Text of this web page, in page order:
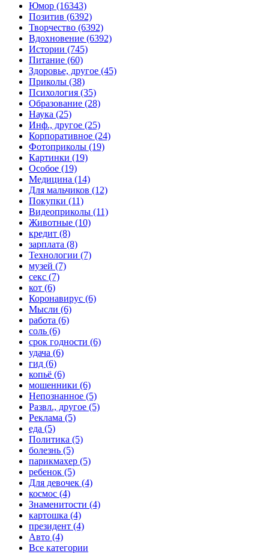
Юмор (16343)
Позитив (6392)
Творчество (6392)
Вдохновение (6392)
Истории (745)
Питание (60)
Здоровье, другое (45)
Приколы (38)
Психология (35)
Образование (28)
Наука (25)
Инф., другое (25)
Корпоративное (24)
Фотоприколы (19)
Картинки (19)
Особое (19)
Медицина (14)
Для мальчиков (12)
Покупки (11)
Видеоприколы (11)
Животные (10)
кредит (8)
зарплата (8)
Технологии (7)
музей (7)
секс (7)
кот (6)
Коронавирус (6)
Мысли (6)
работа (6)
соль (6)
срок годности (6)
удача (6)
гид (6)
копьё (6)
мошенники (6)
Непознанное (5)
Развл., другое (5)
Реклама (5)
еда (5)
Политика (5)
болезнь (5)
парикмахер (5)
ребенок (5)
Для девочек (4)
космос (4)
Знаменитости (4)
картошка (4)
президент (4)
Авто (4)
Все категории